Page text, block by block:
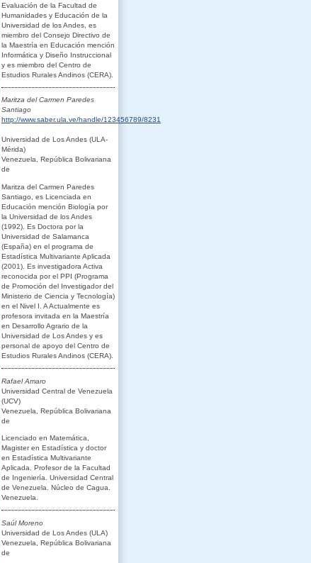
Evaluación de la Facultad de
Humanidades y Educación de la
Universidad de los Andes, es
miembro del Consejo Directivo de
la Maestría en Educación mención
Informática y Diseño Instruccional
y es miembro del Centro de
Estudios Rurales Andinos (CERA).
Maritza del Carmen Paredes
Santiago
http://www.saber.ula.ve/handle/123456789/8231
Universidad de Los Andes (ULA-
Mérida)
Venezuela, República Bolivariana
de
Maritza del Carmen Paredes
Santiago, es Licenciada en
Educación mención Biología por
la Universidad de los Andes
(1992). Es Doctora por la
Universidad de Salamanca
(España) en el programa de
Estadística Multivariante Aplicada
(2001). Es investigadora Activa
reconocida por el PPI (Programa
de Promoción del Investigador del
Ministerio de Ciencia y Tecnología)
en el Nivel I. A Actualmente es
profesora invitada en la Maestría
en Desarrollo Agrario de la
Universidad de Los Andes y es
personal de apoyo del Centro de
Estudios Rurales Andinos (CERA).
Rafael Amaro
Universidad Central de Venezuela
(UCV)
Venezuela, República Bolivariana
de
Licenciado en Matemática,
Magister en Estadística y doctor
en Estadística Multivariante
Aplicada. Profesor de la Facultad
de Ingeniería. Universidad Central
de Venezuela. Núcleo de Cagua.
Venezuela.
Saúl Moreno
Universidad de Los Andes (ULA)
Venezuela, República Bolivariana
de